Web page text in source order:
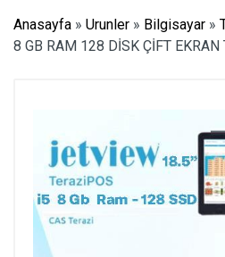
Anasayfa » Urunler » Bilgisayar »
8 GB RAM 128 DİSK ÇİFT